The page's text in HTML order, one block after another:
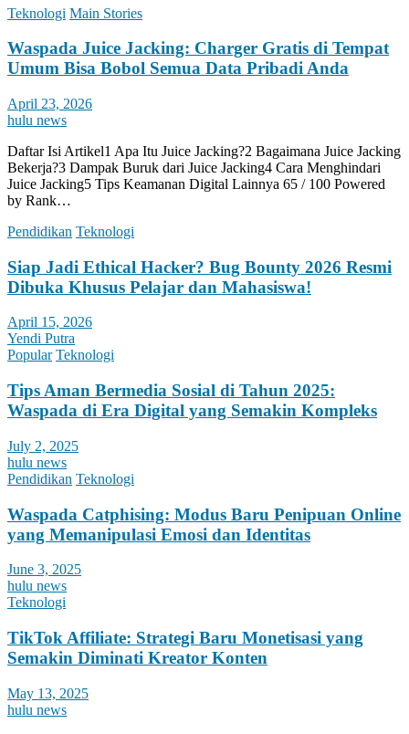
Teknologi Main Stories
Waspada Juice Jacking: Charger Gratis di Tempat
Umum Bisa Bobol Semua Data Pribadi Anda
April 23, 2026
hulu news
Daftar Isi Artikel1 Apa Itu Juice Jacking?2 Bagaimana Juice Jacking
Bekerja?3 Dampak Buruk dari Juice Jacking4 Cara Menghindari
Juice Jacking5 Tips Keamanan Digital Lainnya 65 / 100 Powered
by Rank…
Pendidikan Teknologi
Siap Jadi Ethical Hacker? Bug Bounty 2026 Resmi
Dibuka Khusus Pelajar dan Mahasiswa!
April 15, 2026
Yendi Putra
Popular Teknologi
Tips Aman Bermedia Sosial di Tahun 2025:
Waspada di Era Digital yang Semakin Kompleks
July 2, 2025
hulu news
Pendidikan Teknologi
Waspada Catphising: Modus Baru Penipuan Online
yang Memanipulasi Emosi dan Identitas
June 3, 2025
hulu news
Teknologi
TikTok Affiliate: Strategi Baru Monetisasi yang
Semakin Diminati Kreator Konten
May 13, 2025
hulu news